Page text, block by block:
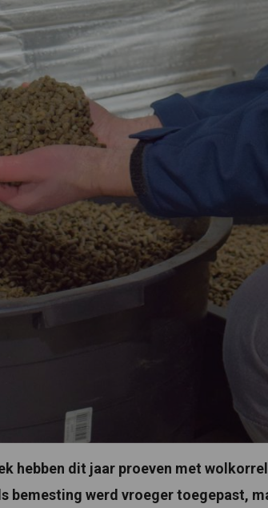
hebben dit jaar proeven met
bemesting werd vroeger toegepast,